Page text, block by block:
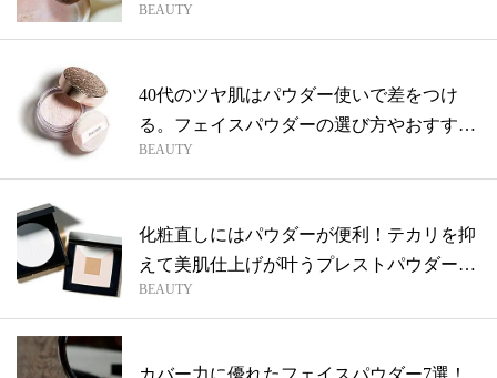
BEAUTY
40代のツヤ肌はパウダー使いで差をつけ
る。フェイスパウダーの選び方やおすすめ
商品...
BEAUTY
化粧直しにはパウダーが便利！テカリを抑
えて美肌仕上げが叶うプレストパウダーを
厳選
BEAUTY
カバー力に優れたフェイスパウダー7選！